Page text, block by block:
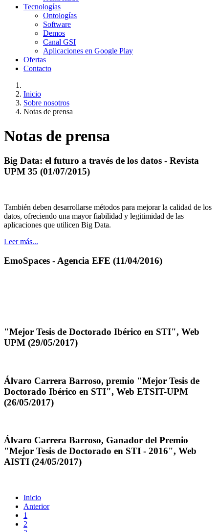
Tecnologías
Ontologías
Software
Demos
Canal GSI
Aplicaciones en Google Play
Ofertas
Contacto
Inicio
Sobre nosotros
Notas de prensa
Notas de prensa
Big Data: el futuro a través de los datos - Revista
UPM 35 (01/07/2015)
También deben desarrollarse métodos para mejorar la calidad de los
datos, ofreciendo una mayor fiabilidad y legitimidad de las
aplicaciones que utilicen Big Data.
Leer más...
EmoSpaces - Agencia EFE (11/04/2016)
"Mejor Tesis de Doctorado Ibérico en STI", Web
UPM (29/05/2017)
Álvaro Carrera Barroso, premio "Mejor Tesis de
Doctorado Ibérico en STI", Web ETSIT-UPM
(26/05/2017)
Álvaro Carrera Barroso, Ganador del Premio
"Mejor Tesis de Doctorado en STI - 2016", Web
AISTI (24/05/2017)
Inicio
Anterior
1
2